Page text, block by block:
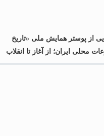
از پوستر همایش ملی «تاریخ
محلی ایران؛ از آغاز تا انقلاب
در گیلان